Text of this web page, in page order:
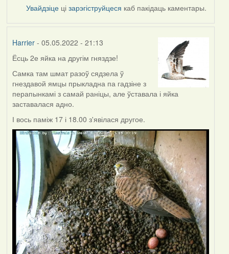
Увайдзіце цізарэгіструйцеся каб пакідаць каментары.
Harrier- 05.05.2022 - 21:13
Ёсць 2е яйка на другім гняздзе!
Самка там шмат разоў сядзела ў
гнездавой ямцы прыкладна па гадзіне з
перапынкамі з самай раніцы, але ўставала і яйка
заставалася адно.
І вось паміж 17 і 18.00 з'явілася другое.